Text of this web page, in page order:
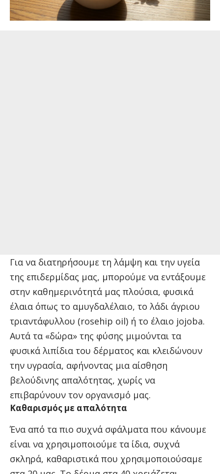
Για να διατηρήσουμε τη λάμψη και την υγεία
της επιδερμίδας μας, μπορούμε να εντάξουμε
στην καθημερινότητά μας πλούσια, φυσικά
έλαια όπως το αμυγδαλέλαιο, το λάδι άγριου
τριαντάφυλλου (rosehip oil) ή το έλαιο jojoba.
Αυτά τα «δώρα» της φύσης μιμούνται τα
φυσικά λιπίδια του δέρματος και κλειδώνουν
την υγρασία, αφήνοντας μια αίσθηση
βελούδινης απαλότητας, χωρίς να
επιβαρύνουν τον οργανισμό μας.
Καθαρισμός με απαλότητα
Ένα από τα πιο συχνά σφάλματα που κάνουμε
είναι να χρησιμοποιούμε τα ίδια, συχνά
σκληρά, καθαριστικά που χρησιμοποιούσαμε